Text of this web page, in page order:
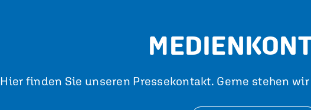
Hier finden Sie unseren Pressekontakt. Gerne stehen